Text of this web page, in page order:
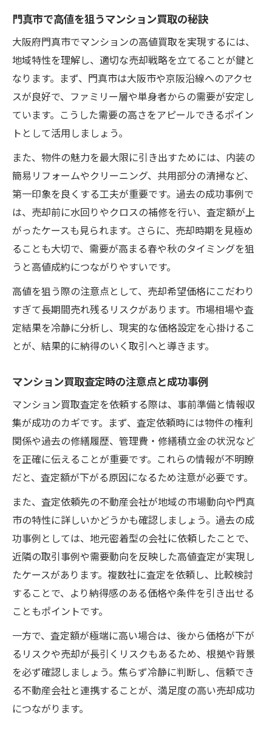
マンション買取査定で見落とせない重要項
売却後も安心できるマンション買取の選び
資産価値を守るためのマンション買取戦略
マンション買取の専門知識で資産を守る方
法
スムーズ売却へと繋がる査定依頼の極意
マンション買取査定依頼時の準備と流れ
スムーズな取引を実現する査定依頼のコツ
マンション買取でトラブルを避けるポイン
ト
査定依頼で比較するべきマンション買取業
者
信頼できるマンション買取会社の見極め方
今知りたい門真市の買取相場と売却傾向
マンション買取相場と市場傾向を徹底分析
売却しやすい時期とマンション買取の関係
推移
マンション買取査定と価格変動のポイント
最新データで読み解く売却傾向と対策
門真市で高値を狙うマンション買取の秘訣
大阪府門真市でマンションの高値買取を実現するには、
地域特性を理解し、適切な売却戦略を立てることが鍵と
なります。まず、門真市は大阪市や京阪沿線へのアクセ
スが良好で、ファミリー層や単身者からの需要が安定し
ています。こうした需要の高さをアピールできるポイン
トとして活用しましょう。
また、物件の魅力を最大限に引き出すためには、内装の
簡易リフォームやクリーニング、共用部分の清掃など、
第一印象を良くする工夫が重要です。過去の成功事例で
は、売却前に水回りやクロスの補修を行い、査定額が上
がったケースも見られます。さらに、売却時期を見極め
ることも大切で、需要が高まる春や秋のタイミングを狙
うと高値成約につながりやすいです。
高値を狙う際の注意点として、売却希望価格にこだわり
すぎて長期間売れ残るリスクがあります。市場相場や査
定結果を冷静に分析し、現実的な価格設定を心掛けるこ
とが、結果的に納得のいく取引へと導きます。
マンション買取査定時の注意点と成功事例
マンション買取査定を依頼する際は、事前準備と情報収
集が成功のカギです。まず、査定依頼時には物件の権利
関係や過去の修繕履歴、管理費・修繕積立金の状況など
を正確に伝えることが重要です。これらの情報が不明瞭
だと、査定額が下がる原因になるため注意が必要です。
また、査定依頼先の不動産会社が地域の市場動向や門真
市の特性に詳しいかどうかも確認しましょう。過去の成
功事例としては、地元密着型の会社に依頼したことで、
近隣の取引事例や需要動向を反映した高値査定が実現し
たケースがあります。複数社に査定を依頼し、比較検討
することで、より納得感のある価格や条件を引き出せる
こともポイントです。
一方で、査定額が極端に高い場合は、後から価格が下が
るリスクや売却が長引くリスクもあるため、根拠や背景
を必ず確認しましょう。焦らず冷静に判断し、信頼でき
る不動産会社と連携することが、満足度の高い売却成功
につながります。